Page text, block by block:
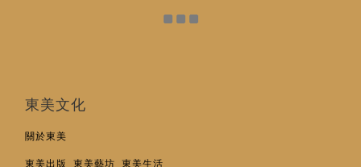
東美文化
關於東美
東美出版 東美藝坊 東美生活